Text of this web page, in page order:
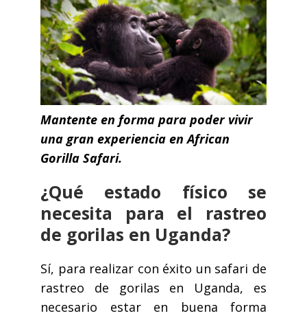
Mantente en forma para poder vivir
una gran experiencia en African
Gorilla Safari.
¿Qué estado físico se
necesita para el rastreo
de gorilas en Uganda?
Sí, para realizar con éxito un safari de
rastreo de gorilas en Uganda, es
necesario estar en buena forma